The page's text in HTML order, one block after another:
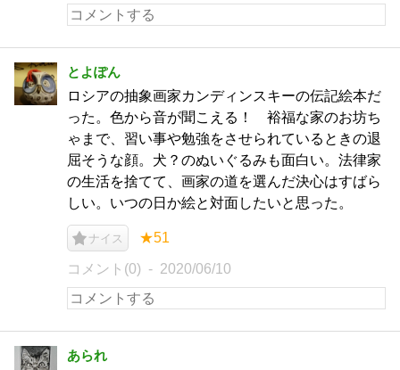
とよぽん
ロシアの抽象画家カンディンスキーの伝記絵本だ
った。色から音が聞こえる！ 裕福な家のお坊ち
ゃまで、習い事や勉強をさせられているときの退
屈そうな顔。犬？のぬいぐるみも面白い。法律家
の生活を捨てて、画家の道を選んだ決心はすばら
しい。いつの日か絵と対面したいと思った。
ナイス ★51
コメント(0) 2020/06/10
あられ